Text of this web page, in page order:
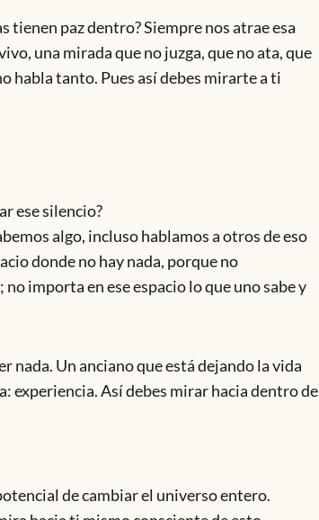
tienen paz dentro? Siempre nos atrae esa
una mirada que no juzga, que no ata, que
habla tanto. Pues así debes mirarte a ti
ese silencio?
algo, incluso hablamos a otros de eso
donde no hay nada, porque no
no importa en ese espacio lo que uno sabe y
nada. Un anciano que está dejando la vida
experiencia. Así debes mirar hacia dentro de
de cambiar el universo entero.